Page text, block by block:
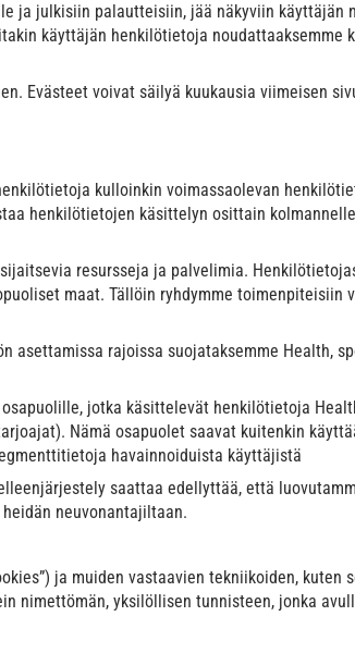
ja julkisiin palautteisiin, jää näkyviin
käyttäjän henkilötietoja
Evästeet voivat säilyä kuukausia viimeisen
kulloinkin voimassaolevan
henkilötietojen käsittelyn osittain
resursseja ja palvelimia.
maat. Tällöin ryhdymme
rajoissa suojataksemme Health,
jotka käsittelevät henkilötietoja
Nämä osapuolet saavat kuitenkin
havainnoiduista käyttäjistä
saattaa edellyttää, että
neuvonantajiltaan.
ja muiden vastaavien tekniikoiden,
nimettömän, yksilöllisen tunnisteen, jonka